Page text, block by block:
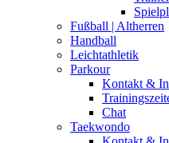
Fußball | Altherren
Handball
Leichtathletik
Parkour
Kontakt &
Chat
Taekwondo